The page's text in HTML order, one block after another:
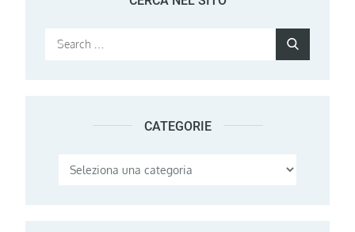
Search
CATEGORIE
Categorie